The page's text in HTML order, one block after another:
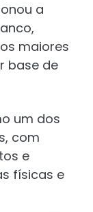
a
maiores
base de
um dos
com
e
físicas e